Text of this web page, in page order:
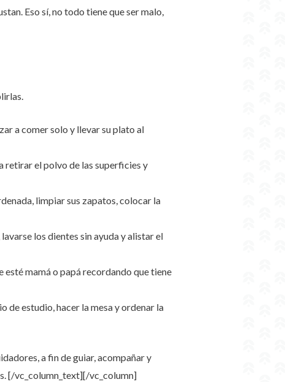
Eso sí, no todo tiene que ser malo,
a comer solo y llevar su plato al
retirar el polvo de las superficies y
limpiar sus zapatos, colocar la
los dientes sin ayuda y alistar el
esté mamá o papá recordando que tiene
de estudio, hacer la mesa y ordenar la
a fin de guiar, acompañar y
[/vc_column_text][/vc_column]